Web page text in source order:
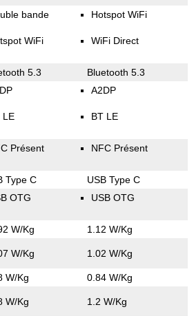
bande
WiFi
Hotspot WiFi
WiFi Direct
5.3 Bluetooth 5.3
LE
A2DP
BT LE
Présent NFC Présent
Type C USB Type C
OTG USB OTG
W/Kg 1.12 W/Kg
W/Kg 1.02 W/Kg
W/Kg 0.84 W/Kg
W/Kg 1.2 W/Kg